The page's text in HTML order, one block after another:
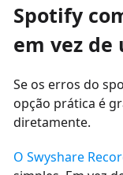
Spotify
em vez de
Se os erros do
opção prática é
diretamente.
O Swyshare